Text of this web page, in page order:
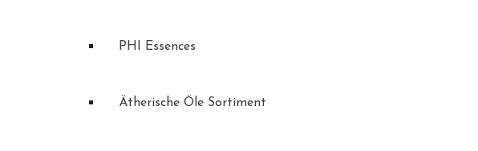
PHI Essences
Ätherische Öle Sortiment